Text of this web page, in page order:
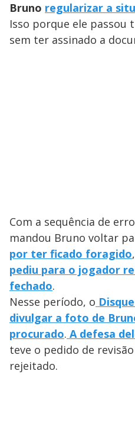
Bruno regularizar a
Isso porque ele passou
sem ter assinado a
Com a sequência de
mandou Bruno voltar
por ter ficado foragido,
pediu para o jogador
fechado.
Nesse período, o
divulgar a foto de
procurado. A defesa
teve o pedido de
rejeitado.